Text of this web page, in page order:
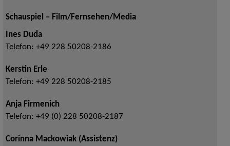
Schauspiel – Film/Fernsehen/Media
Ines Duda
Telefon: +49 228 50208-2186
Kerstin Erle
Telefon: +49 228 50208-2185
Anja Firmenich
Telefon: +49 (0) 228 50208-2187
Corinna Mackowiak (Assistenz)